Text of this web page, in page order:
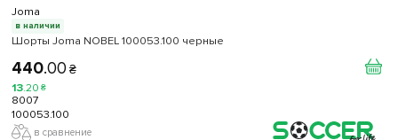
Joma
в наличии
Шорты Joma NOBEL 100053.100 черные
440.00 ₴
13.20 ₴
8007
100053.100
в сравнение